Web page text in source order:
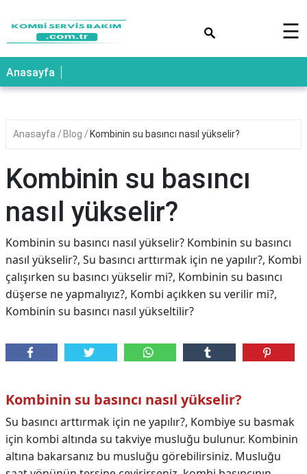
☰
Anasayfa
Anasayfa Blog Kombinin su basıncı nasıl yükselir?
Kombinin su basıncı
nasıl yükselir?
Kombinin su basıncı nasıl yükselir? Kombinin su basıncı
nasıl yükselir?, Su basıncı arttırmak için ne yapılır?, Kombi
çalışırken su basıncı yükselir mi?, Kombinin su basıncı
düşerse ne yapmalıyız?, Kombi açıkken su verilir mi?,
Kombinin su basıncı nasıl yükseltilir?
Kombinin su basıncı nasıl yükselir?
Su basıncı arttırmak için ne yapılır?, Kombiye su basmak
için kombi altında su takviye musluğu bulunur. Kombinin
altına bakarsanız bu musluğu görebilirsiniz. Musluğu